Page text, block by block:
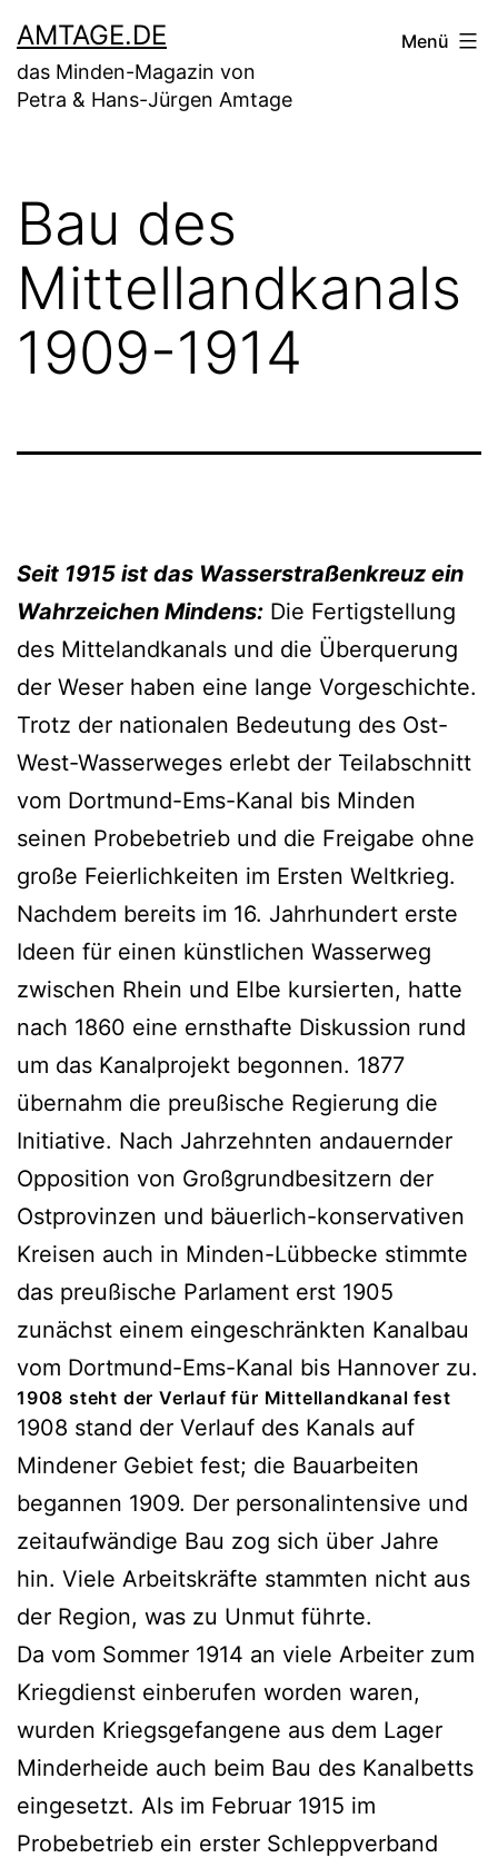
Zum
Inhalt
springen
AMTAGE.DE
das Minden-Magazin von
Petra & Hans-Jürgen Amtage
Menü
Bau des
Mittellandkanals
1909-1914
Seit 1915 ist das Wasserstraßenkreuz ein
Wahrzeichen Mindens: Die Fertigstellung
des Mittelandkanals und die Überquerung
der Weser haben eine lange Vorgeschichte.
Trotz der nationalen Bedeutung des Ost-
West-Wasserweges erlebt der Teilabschnitt
vom Dortmund-Ems-Kanal bis Minden
seinen Probebetrieb und die Freigabe ohne
große Feierlichkeiten im Ersten Weltkrieg.
Nachdem bereits im 16. Jahrhundert erste
Ideen für einen künstlichen Wasserweg
zwischen Rhein und Elbe kursierten, hatte
nach 1860 eine ernsthafte Diskussion rund
um das Kanalprojekt begonnen. 1877
übernahm die preußische Regierung die
Initiative. Nach Jahrzehnten andauernder
Opposition von Großgrundbesitzern der
Ostprovinzen und bäuerlich-konservativen
Kreisen auch in Minden-Lübbecke stimmte
das preußische Parlament erst 1905
zunächst einem eingeschränkten Kanalbau
vom Dortmund-Ems-Kanal bis Hannover zu.
1908 steht der Verlauf für Mittellandkanal fest
1908 stand der Verlauf des Kanals auf
Mindener Gebiet fest; die Bauarbeiten
begannen 1909. Der personalintensive und
zeitaufwändige Bau zog sich über Jahre
hin. Viele Arbeitskräfte stammten nicht aus
der Region, was zu Unmut führte.
Da vom Sommer 1914 an viele Arbeiter zum
Kriegdienst einberufen worden waren,
wurden Kriegsgefangene aus dem Lager
Minderheide auch beim Bau des Kanalbetts
eingesetzt. Als im Februar 1915 im
Probebetrieb ein erster Schleppverband